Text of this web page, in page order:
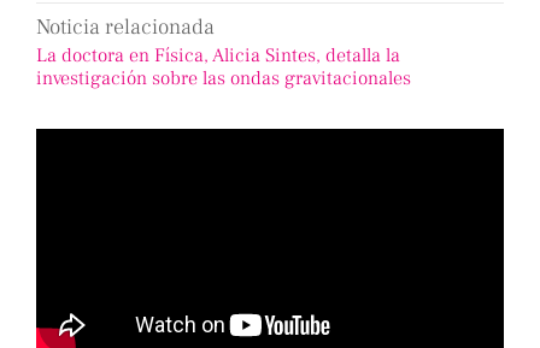
Noticia relacionada
La doctora en Física, Alicia Sintes, detalla la
investigación sobre las ondas gravitacionales